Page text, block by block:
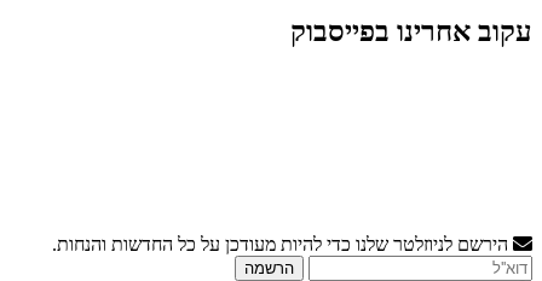
עקוב אחרינו בפייסבוק
הירשם לניוזלטר שלנו כדי להיות מעודכן על כל החדשות והנחות.
הרשמה